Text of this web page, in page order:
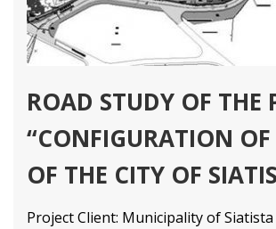
ROAD STUDY OF THE
“CONFIGURATION
OF THE CITY OF
Project Client: Municipality of Siatista